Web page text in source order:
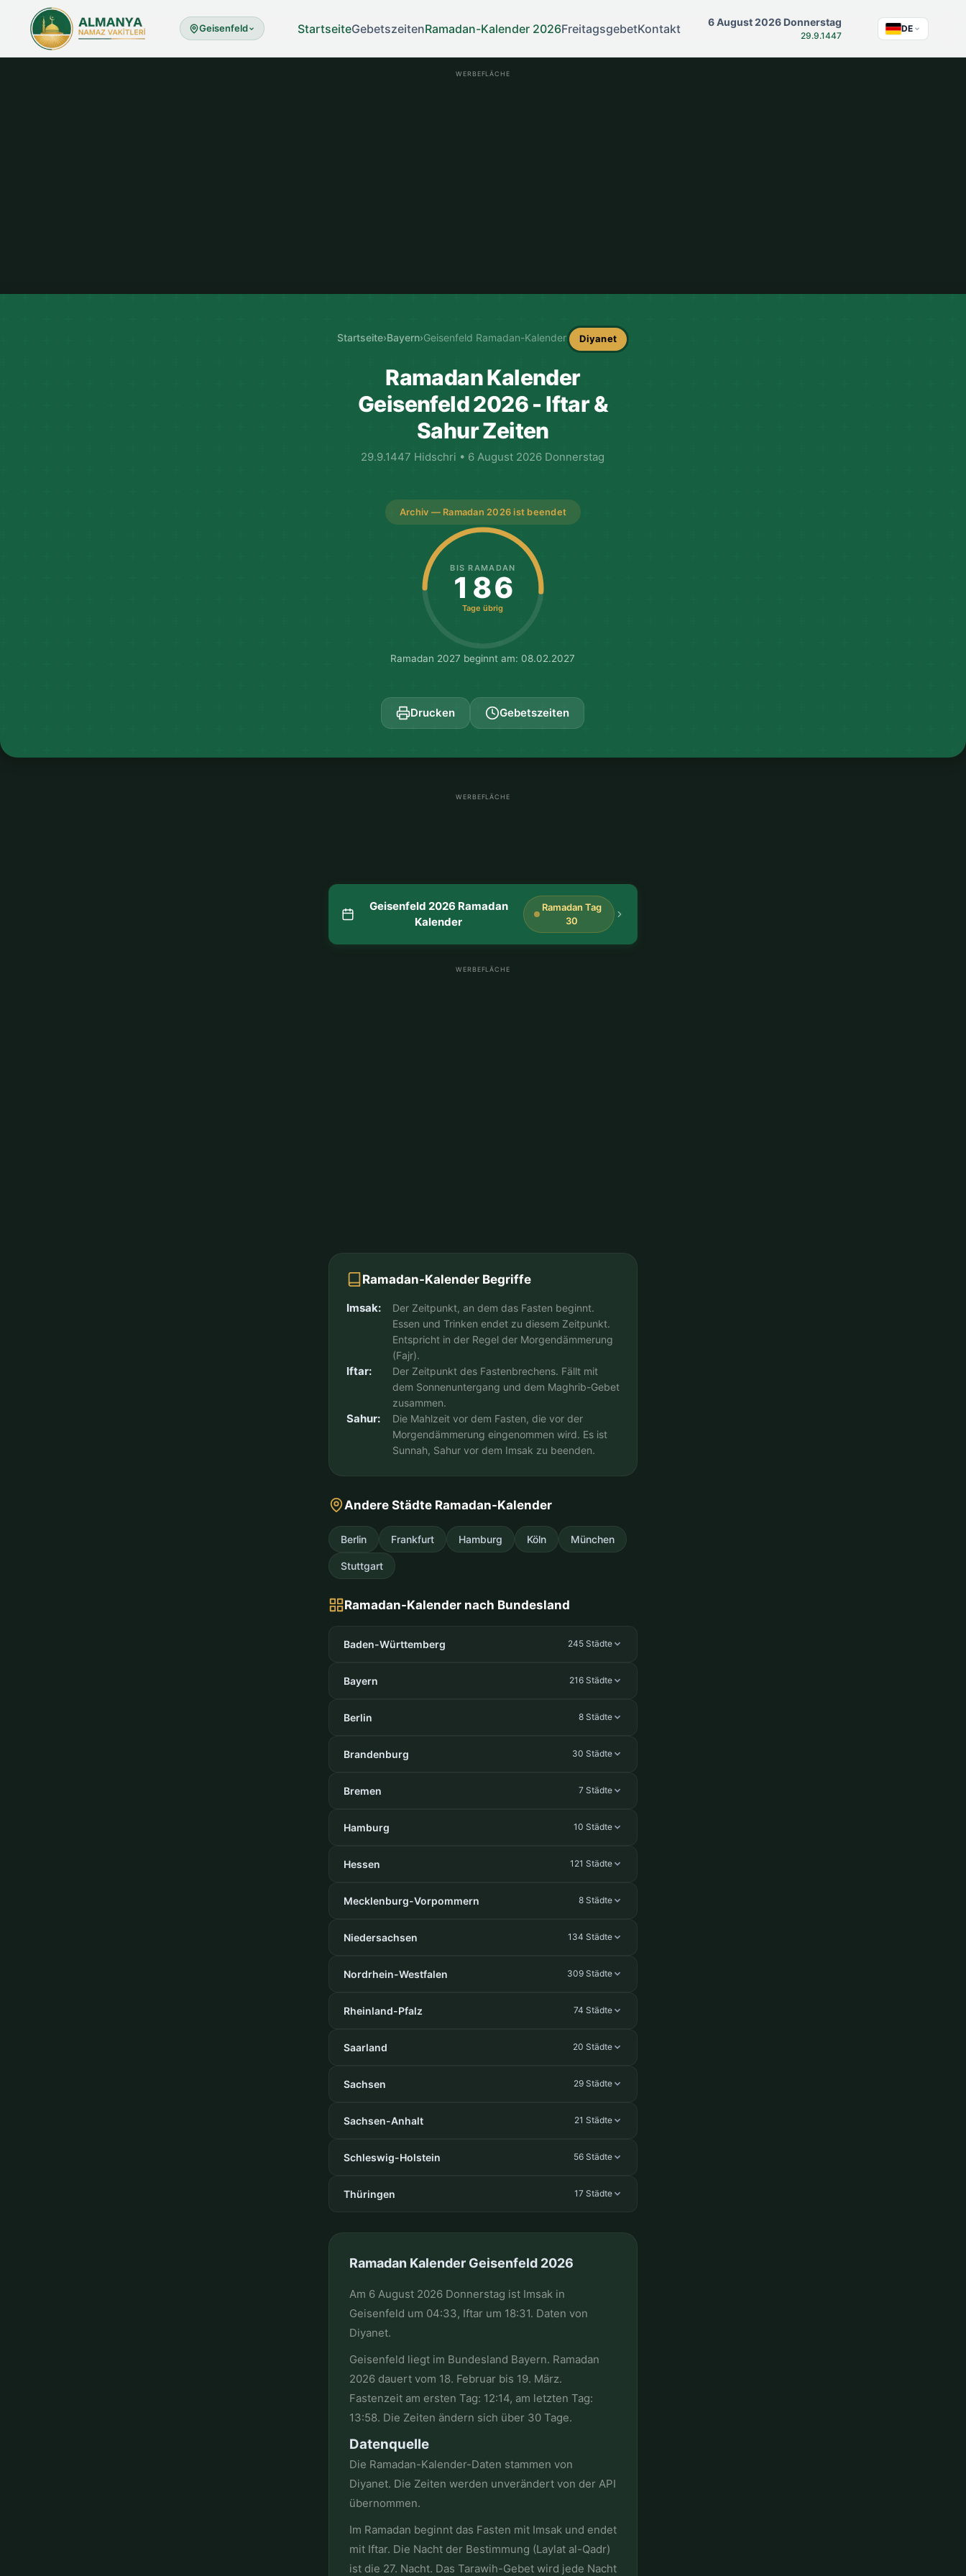
Geisenfeld StartseiteGebetszeitenRamadan-Kalender 2026FreitagsgebetKontakt 6 August 2026 Donnerstag
29.9.1447
DE
WERBEFLÄCHE
Startseite›Bayern›Geisenfeld Ramadan-Kalender Diyanet
Ramadan Kalender
Geisenfeld 2026 - Iftar &
Sahur Zeiten
29.9.1447 Hidschri • 6 August 2026 Donnerstag
Archiv — Ramadan 2026 ist beendet
BIS RAMADAN
186
Tage übrig
Ramadan 2027 beginnt am: 08.02.2027
Drucken Gebetszeiten
WERBEFLÄCHE
Geisenfeld 2026 Ramadan
Kalender
Ramadan Tag
30
WERBEFLÄCHE
Ramadan-Kalender Begriffe
Imsak:
Der Zeitpunkt, an dem das Fasten beginnt.
Essen und Trinken endet zu diesem Zeitpunkt.
Entspricht in der Regel der Morgendämmerung
(Fajr).
Iftar:
Der Zeitpunkt des Fastenbrechens. Fällt mit
dem Sonnenuntergang und dem Maghrib-Gebet
zusammen.
Sahur:
Die Mahlzeit vor dem Fasten, die vor der
Morgendämmerung eingenommen wird. Es ist
Sunnah, Sahur vor dem Imsak zu beenden.
Andere Städte Ramadan-Kalender
Berlin Frankfurt Hamburg Köln München
Stuttgart
Ramadan-Kalender nach Bundesland
Baden-Württemberg 245 Städte
Bayern 216 Städte
Berlin 8 Städte
Brandenburg 30 Städte
Bremen 7 Städte
Hamburg 10 Städte
Hessen 121 Städte
Mecklenburg-Vorpommern 8 Städte
Niedersachsen 134 Städte
Nordrhein-Westfalen 309 Städte
Rheinland-Pfalz 74 Städte
Saarland 20 Städte
Sachsen 29 Städte
Sachsen-Anhalt 21 Städte
Schleswig-Holstein 56 Städte
Thüringen 17 Städte
Ramadan Kalender Geisenfeld 2026
Am 6 August 2026 Donnerstag ist Imsak in
Geisenfeld um 04:33, Iftar um 18:31. Daten von
Diyanet.
Geisenfeld liegt im Bundesland Bayern. Ramadan
2026 dauert vom 18. Februar bis 19. März.
Fastenzeit am ersten Tag: 12:14, am letzten Tag:
13:58. Die Zeiten ändern sich über 30 Tage.
Datenquelle
Die Ramadan-Kalender-Daten stammen von
Diyanet. Die Zeiten werden unverändert von der API
übernommen.
Im Ramadan beginnt das Fasten mit Imsak und endet
mit Iftar. Die Nacht der Bestimmung (Laylat al-Qadr)
ist die 27. Nacht. Das Tarawih-Gebet wird jede Nacht